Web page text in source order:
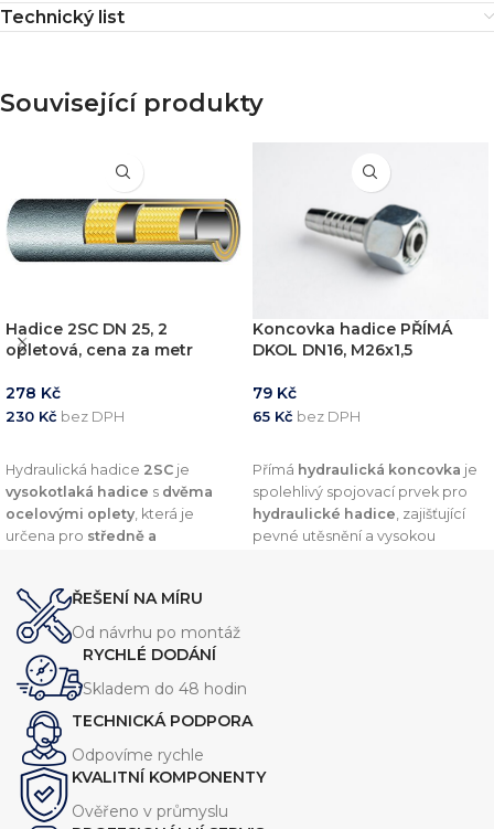
Technický list
Související produkty
Hadice 2SC DN 25, 2
opletová, cena za metr
278 Kč
230 Kč bez DPH
Hydraulická hadice 2SC je
vysokotlaká hadice s dvěma
ocelovými oplety , která je
určena pro středně a
odolnost vůči olejům, oděru a
vnějším vlivům , což zajišťuje její
dlouhou životnost.
Koncovka hadice PŘÍMÁ
DKOL DN16, M26x1,5
79 Kč
65 Kč bez DPH
Přímá hydraulická koncovka je
spolehlivý spojovací prvek pro
hydraulické hadice , zajišťující
pevné utěsnění a vysokou
ŘEŠENÍ NA MÍRU
Od návrhu po montáž
RYCHLÉ DODÁNÍ
Skladem do 48 hodin
TECHNICKÁ PODPORA
Odpovíme rychle
KVALITNÍ KOMPONENTY
Ověřeno v průmyslu